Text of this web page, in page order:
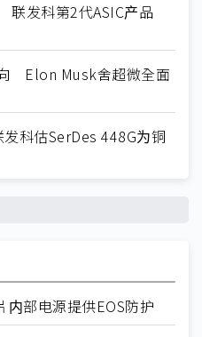
发科第2代ASIC产品
Elon Musk舍超微全面
科估SerDes 448G为铜
内部电源提供EOS防护